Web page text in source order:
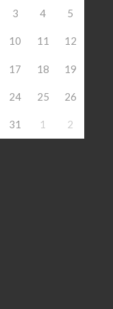
3 4 5
10 11 12
17 18 19
24 25 26
31 1 2